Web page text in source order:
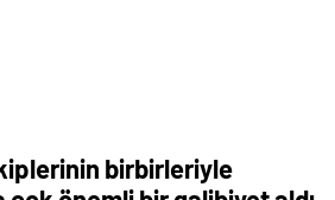
birbirleriyle